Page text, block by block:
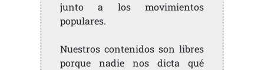
junto a los movimientos
populares.
Nuestros contenidos son libres
porque nadie nos dicta qué